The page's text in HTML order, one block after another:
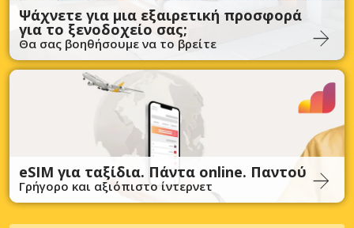
Ψάχνετε για μια εξαιρετική προσφορά
για το ξενοδοχείο σας;
Θα σας βοηθήσουμε να το βρείτε
eSIM για ταξίδια. Πάντα online. Παντού
Γρήγορο και αξιόπιστο ίντερνετ